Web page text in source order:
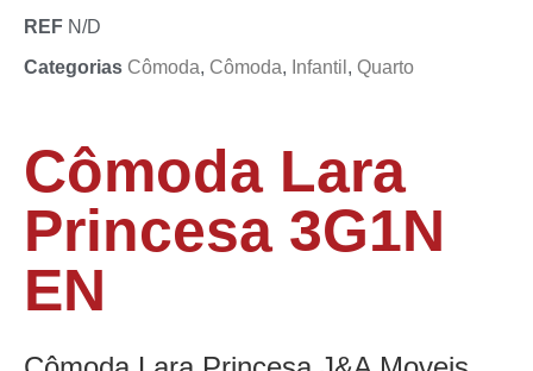
Cômoda Lara
Princesa 3G1N
EN
REF N/D
Categorias Cômoda, Cômoda, Infantil , Quarto